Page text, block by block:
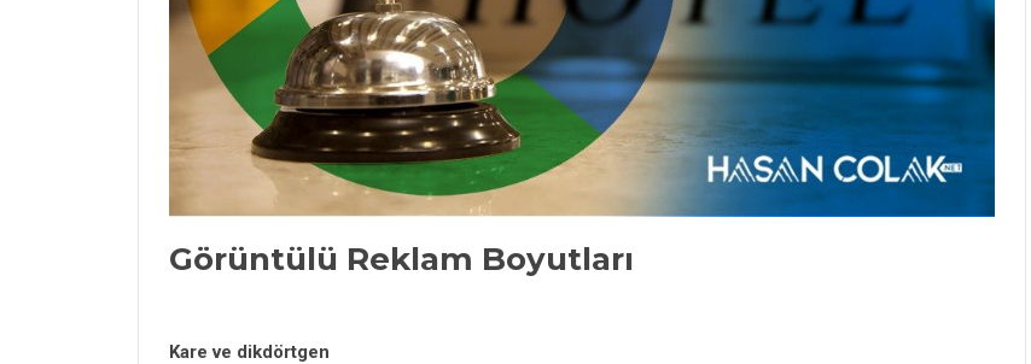
Görüntülü Reklam Boyutları
Kare ve dikdörtgen